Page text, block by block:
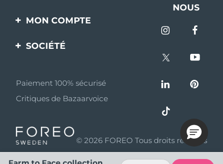
Contactez-nous
livraisons
Questions et réponses
Informations sur la
NOUS
MON COMPTE
Enregistrement produit
SOCIÉTÉ
Programme d’affiliation
Nouvelles d'affiliation
Partenaires
distributeurs
Paiement 100% sécurisé
Critiques de Bazaarvoice
© 2026 FOREO Tous droits réservés